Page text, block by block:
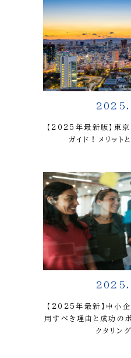
【2025年最新版】東京
ガイド！メリット
【2025年最新】中小企
用すべき理由と成功の
クタリン